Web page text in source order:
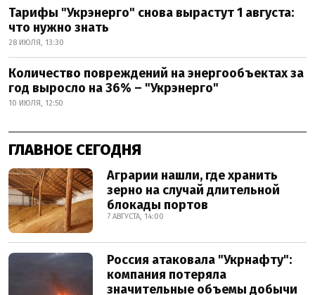
Тарифы "Укрэнерго" снова вырастут 1 августа:
что нужно знать
28 ИЮЛЯ, 13:30
Количество повреждений на энергообъектах за
год выросло на 36% – "Укрэнерго"
10 ИЮЛЯ, 12:50
ГЛАВНОЕ СЕГОДНЯ
Аграрии нашли, где хранить
зерно на случай длительной
блокады портов
7 АВГУСТА, 14:00
Россия атаковала "Укрнафту":
компания потеряла
значительные объемы добычи